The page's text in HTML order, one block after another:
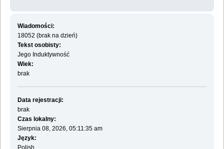
Wiadomości:
18052 (brak na dzień)
Tekst osobisty:
Jego Induktywność
Wiek:
brak
Data rejestracji:
brak
Czas lokalny:
Sierpnia 08, 2026, 05:11:35 am
Język:
Polish